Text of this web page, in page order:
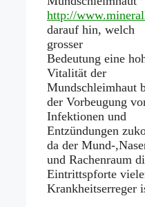
http://
darauf hin, welch
grosser
Bedeutung eine
Vitalität der
Mundschleimhaut
der Vorbeugung
Infektionen und
Entzündungen
da der Mund-
und Rachenraum
Eintrittspforte
Krankheitserreger